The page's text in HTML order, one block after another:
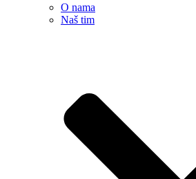
O nama
Naš tim